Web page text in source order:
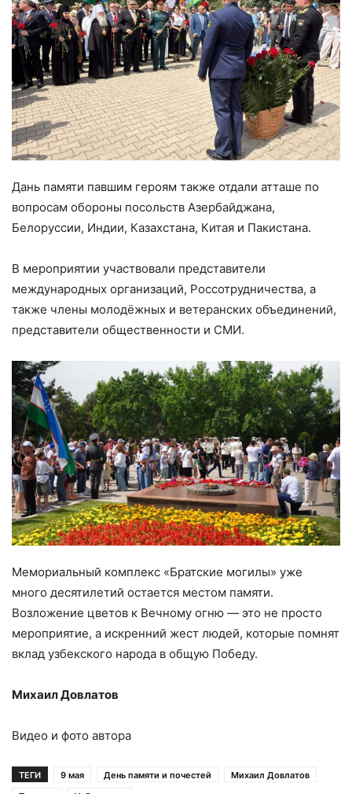
Дань памяти павшим героям также отдали атташе по
вопросам обороны посольств Азербайджана,
Белоруссии, Индии, Казахстана, Китая и Пакистана.
В мероприятии участвовали представители
международных организаций, Россотрудничества, а
также члены молодёжных и ветеранских объединений,
представители общественности и СМИ.
Мемориальный комплекс «Братские могилы» уже
много десятилетий остается местом памяти.
Возложение цветов к Вечному огню — это не просто
мероприятие, а искренний жест людей, которые помнят
вклад узбекского народа в общую Победу.
Михаил Довлатов
Видео и фото автора
ТЕГИ 9 мая День памяти и почестей
Михаил Довлатов